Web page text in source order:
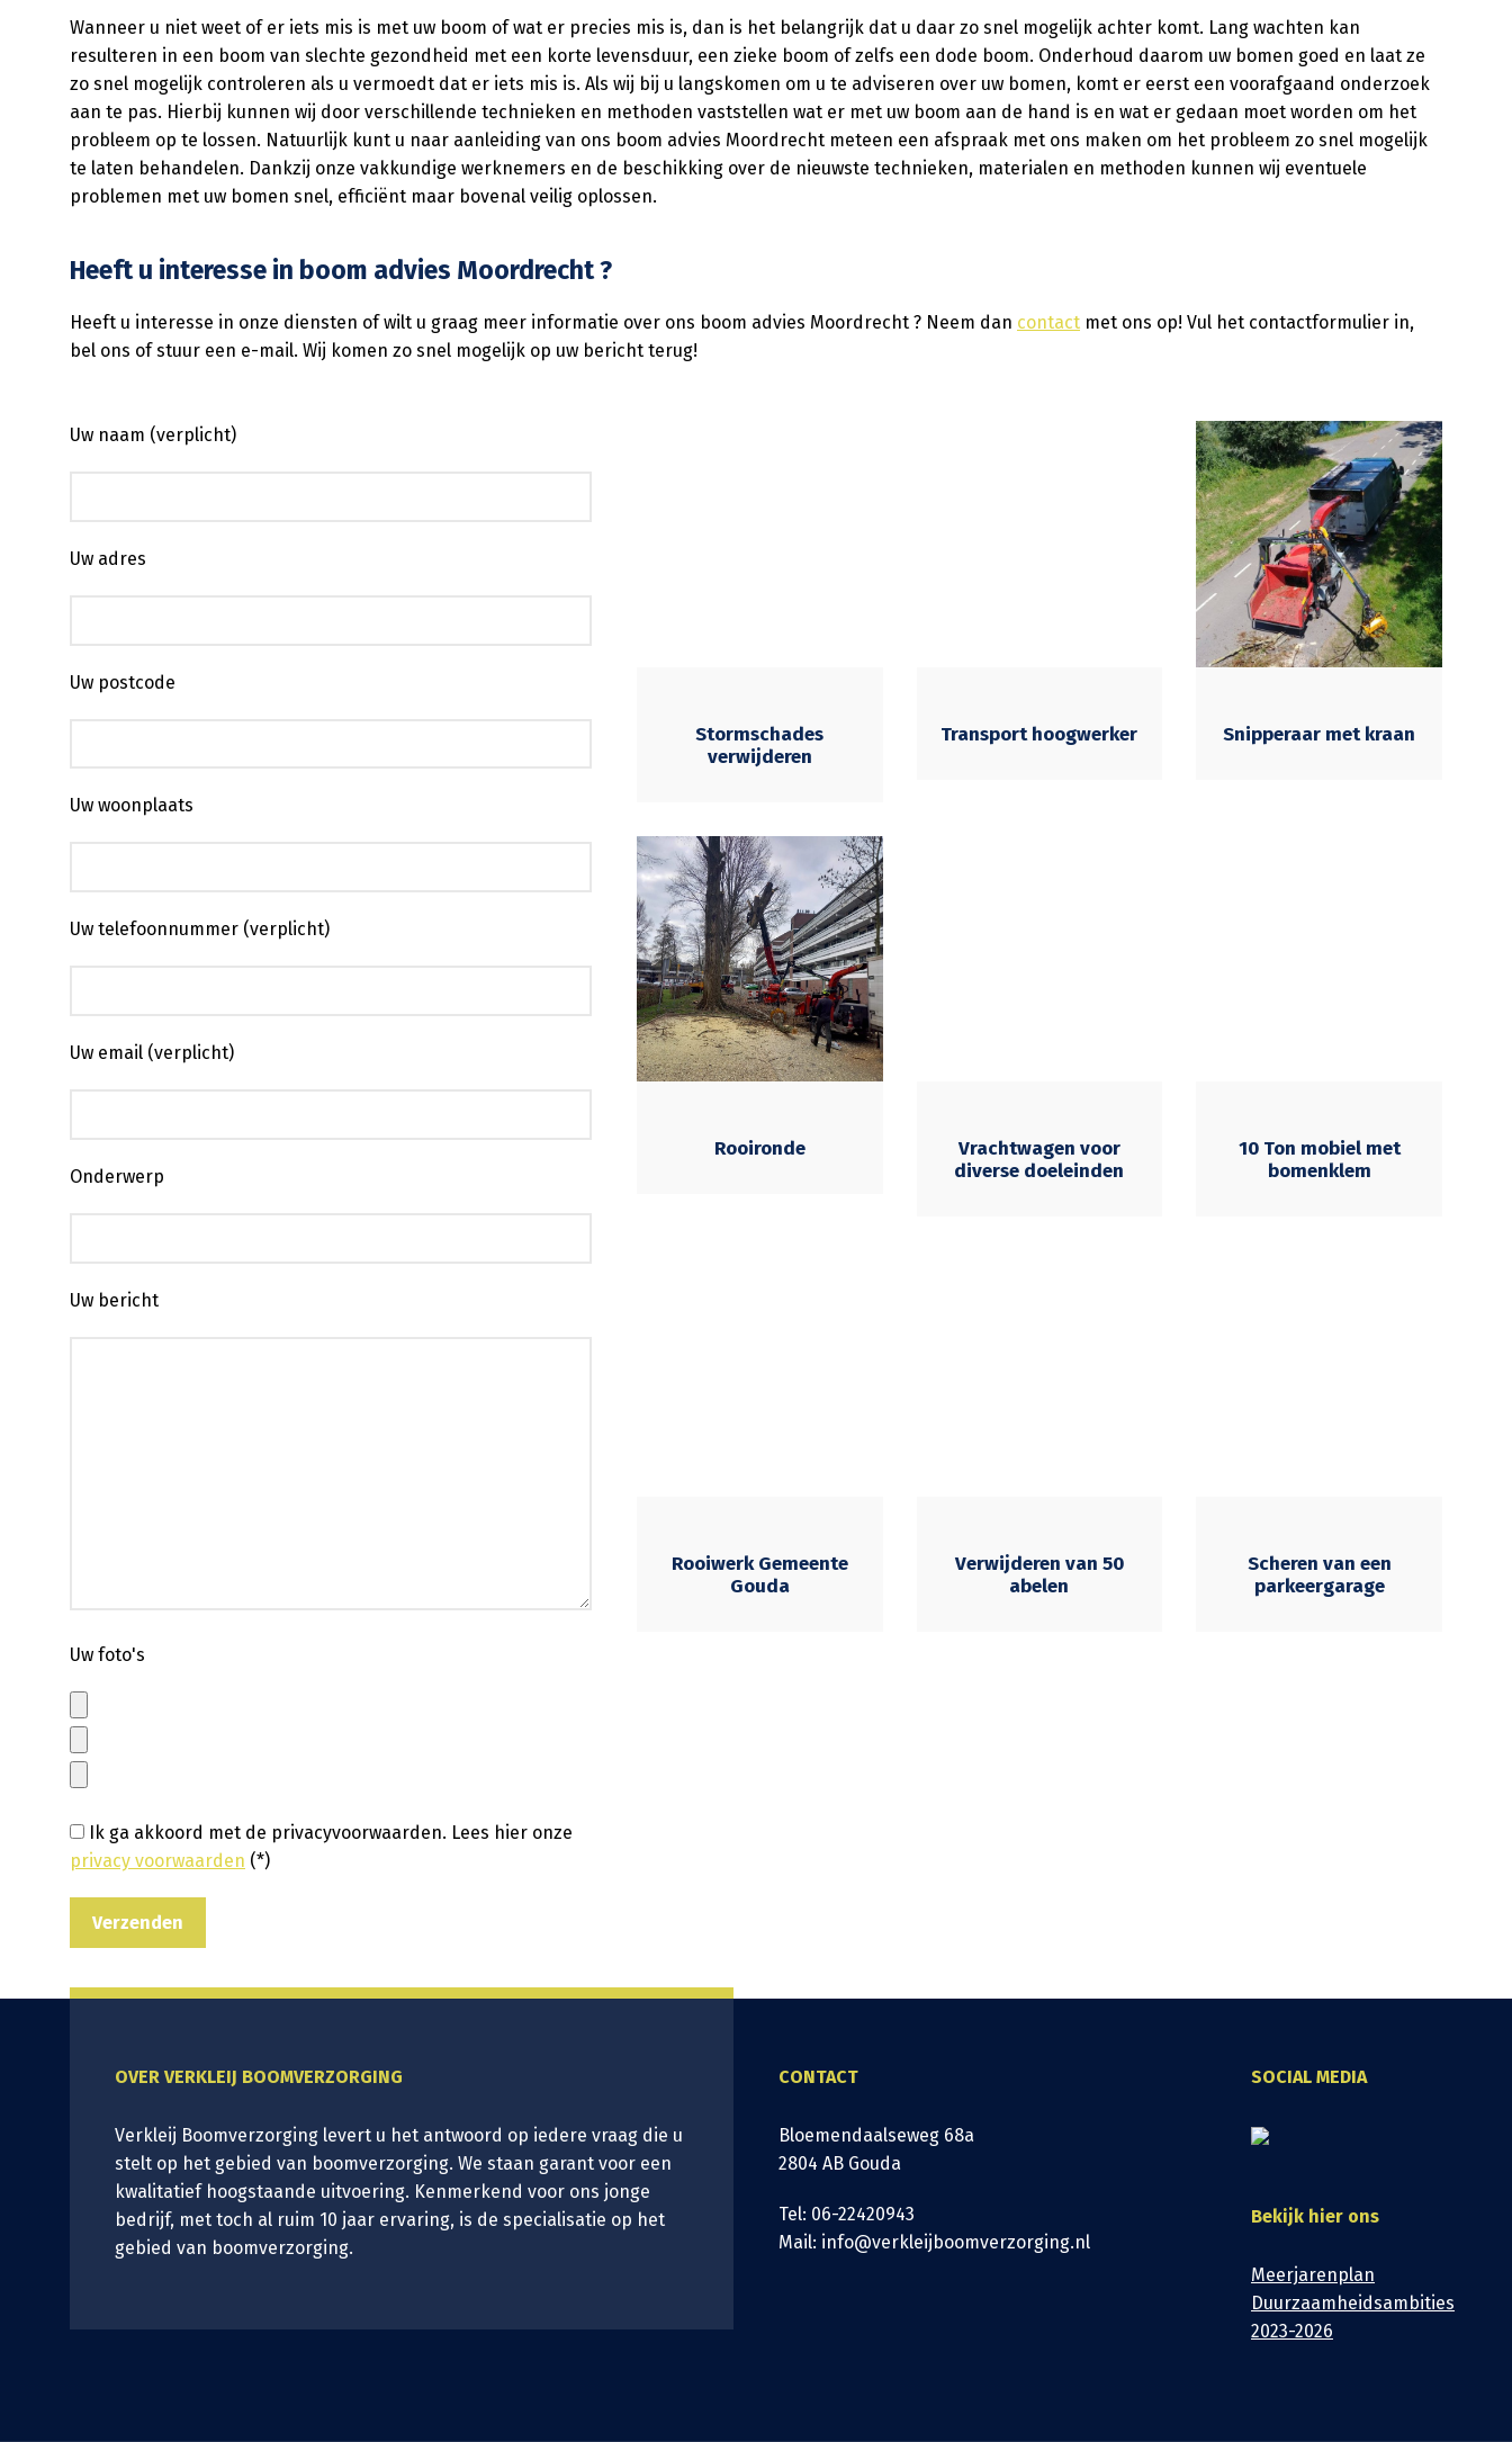
Wanneer u niet weet of er iets mis is met uw boom of wat er precies mis is, dan is het belangrijk dat u daar zo snel mogelijk achter komt. Lang wachten kan
resulteren in een boom van slechte gezondheid met een korte levensduur, een zieke boom of zelfs een dode boom. Onderhoud daarom uw bomen goed en laat ze
zo snel mogelijk controleren als u vermoedt dat er iets mis is. Als wij bij u langskomen om u te adviseren over uw bomen, komt er eerst een voorafgaand onderzoek
aan te pas. Hierbij kunnen wij door verschillende technieken en methoden vaststellen wat er met uw boom aan de hand is en wat er gedaan moet worden om het
probleem op te lossen. Natuurlijk kunt u naar aanleiding van ons boom advies Moordrecht meteen een afspraak met ons maken om het probleem zo snel mogelijk
te laten behandelen. Dankzij onze vakkundige werknemers en de beschikking over de nieuwste technieken, materialen en methoden kunnen wij eventuele
problemen met uw bomen snel, efficiënt maar bovenal veilig oplossen.
Heeft u interesse in boom advies Moordrecht ?
Heeft u interesse in onze diensten of wilt u graag meer informatie over ons boom advies Moordrecht ? Neem dan contact met ons op! Vul het contactformulier in,
bel ons of stuur een e-mail. Wij komen zo snel mogelijk op uw bericht terug!
Uw naam (verplicht)
Uw adres
Uw postcode
Uw woonplaats
Uw telefoonnummer (verplicht)
Uw email (verplicht)
Onderwerp
Uw bericht
Uw foto's
Ik ga akkoord met de privacyvoorwaarden. Lees hier onze
privacy voorwaarden (*)
Stormschades
verwijderen
Transport hoogwerker Snipperaar met kraan
Rooironde
Vrachtwagen voor
diverse doeleinden
10 Ton mobiel met
bomenklem
Rooiwerk Gemeente
Gouda
Verwijderen van 50
abelen
Scheren van een
parkeergarage
OVER VERKLEIJ BOOMVERZORGING
Verkleij Boomverzorging levert u het antwoord op iedere vraag die u
stelt op het gebied van boomverzorging. We staan garant voor een
kwalitatief hoogstaande uitvoering. Kenmerkend voor ons jonge
bedrijf, met toch al ruim 10 jaar ervaring, is de specialisatie op het
gebied van boomverzorging.
CONTACT
Bloemendaalseweg 68a
2804 AB Gouda
Tel: 06-22420943
Mail: info@verkleijboomverzorging.nl
SOCIAL MEDIA
Bekijk hier ons
Meerjarenplan
Duurzaamheidsambities
2023-2026